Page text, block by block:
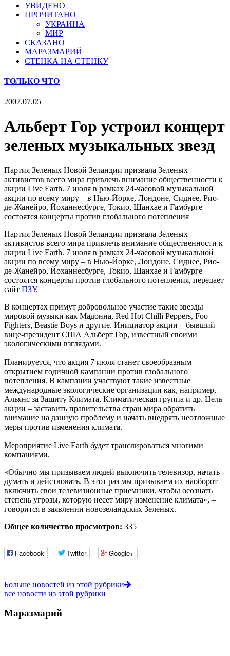
УВИДЕНО
ПРОЧИТАНО
УКРАИНА
МИР
СКАЗАНО
МАРАЗМАРИЙ
СТЕНКА НА СТЕНКУ
ТОЛЬКО ЧТО
2007.07.05
Альберт Гор устроил концерт
зеленых музыкальных звезд
Партия Зеленых Новой Зеландии призвала Зеленых
активистов всего мира привлечь внимание общественности к
акции Live Earth. 7 июля в рамках 24-часовой музыкальной
акции по всему миру – в Нью-Йорке, Лондоне, Сиднее, Рио-
де-Жанейро, Йоханнесбурге, Токио, Шанхае и Гамбурге
состоятся концерты против глобального потепления
Партия Зеленых Новой Зеландии призвала Зеленых
активистов всего мира привлечь внимание общественности к
акции Live Earth. 7 июля в рамках 24-часовой музыкальной
акции по всему миру – в Нью-Йорке, Лондоне, Сиднее, Рио-
де-Жанейро, Йоханнесбурге, Токио, Шанхае и Гамбурге
состоятся концерты против глобального потепления, передает
сайт ПЗУ.
В концертах примут добровольное участие такие звезды
мировой музыки как Мадонна, Red Hot Chilli Peppers, Foo
Fighters, Beastie Boys и другие. Инициатор акции – бывший
вице-президент США Альберт Гор, известный своими
экологическими взглядами.
Планируется, что акция 7 июля станет своеобразным
открытием годичной кампании против глобального
потепления. В кампании участвуют такие известные
международные экологические организации как, например,
Альянс за Защиту Климата, Климатическая группа и др. Цель
акции – заставить правительства стран мира обратить
внимание на данную проблему и начать внедрять неотложные
меры против изменения климата.
Мероприятие Live Earth будет транслироваться многими
компаниями.
«Обычно мы призываем людей выключить телевизор, начать
думать и действовать. В этот раз мы призываем их наоборот
включить свои телевизионные приемники, чтобы осознать
степень угрозы, которую несет миру изменение климата», –
говорится в заявлении новозеландских Зеленых.
Общее количество просмотров: 335
Facebook Twitter Google+
Больше новостей из этой рубрики
все новости из этой рубрики
Маразмарий